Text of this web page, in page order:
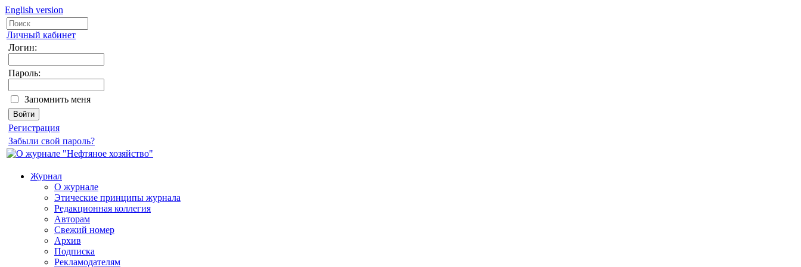
English version
Личный кабинет
Логин:
Пароль:
Запомнить меня
Регистрация
Забыли свой пароль?
Журнал
О журнале
Этические принципы журнала
Редакционная коллегия
Авторам
Свежий номер
Архив
Подписка
Рекламодателям